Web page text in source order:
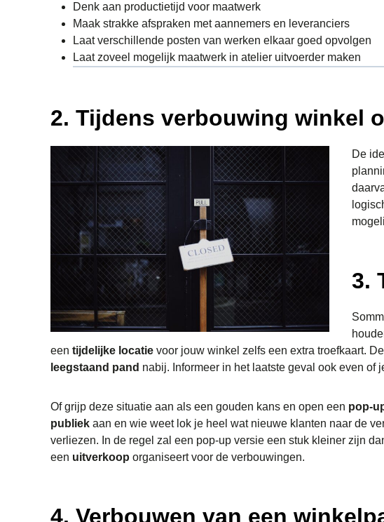
Denk aan productietijd voor maatwerk
Maak strakke afspraken met aannemers en leveranciers
Laat verschillende posten van werken elkaar goed opvolgen
Laat zoveel mogelijk maatwerk in atelier uitvoerder maken
2. Tijdens verbouwing winkel
De
3.
een tijdelijke locatie voor jouw winkel zelfs een extra troefkaart.
leegstaand pand nabij. Informeer in het laatste geval ook even of
Of grijp deze situatie aan als een gouden kans en open een pop-
publiek aan en wie weet lok je heel wat nieuwe klanten naar de
verliezen. In de regel zal een pop-up versie een stuk kleiner zijn
een uitverkoop organiseert voor de verbouwingen.
4. Verbouwen van een